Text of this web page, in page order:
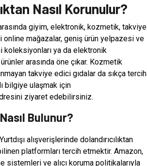
Nasıl Korunulur?
giyim, elektronik, kozmetik, takviye
online mağazalar, geniş ürün yelpazesi ve
koleksiyonları ya da elektronik
arasında öne çıkar. Kozmetik
takviye edici gıdalar da sıkça tercih
bilgiye ulaşmak için
ziyaret edebilirsiniz.
Bulunur?
alışverişlerinde dolandırıcılıktan
platformları tercih etmektir. Amazon,
sistemleri ve alıcı koruma politikalarıyla